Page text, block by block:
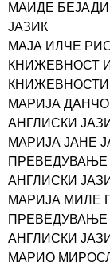
МАИДЕ
ЈАЗИК
МАЈА ИЛЧЕ
КНИЖЕВНОСТ
КНИЖЕВНОСТИ
МАРИЈА
АНГЛИСКИ
МАРИЈА ЈАНЕ
ПРЕВЕДУВАЊЕ
АНГЛИСКИ
МАРИЈА МИЛЕ
ПРЕВЕДУВАЊЕ
АНГЛИСКИ
МАРИО